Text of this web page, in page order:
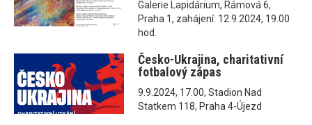
Galerie Lapidárium, Rámová 6,
Praha 1, zahájení: 12.9.2024, 19.00
hod.
Česko-Ukrajina, charitativní
fotbalový zápas
9.9.2024, 17.00, Stadion Nad
Statkem 118, Praha 4-Újezd